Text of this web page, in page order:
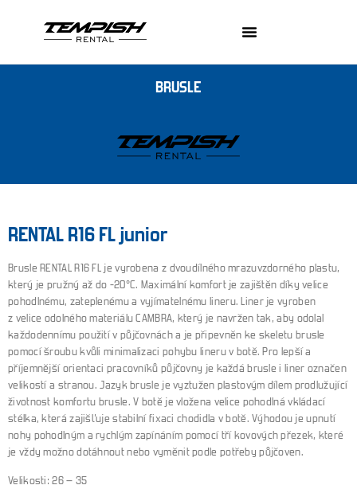
BRUSLE
RENTAL R16 FL junior
Brusle RENTAL R16 FL je vyrobena z dvoudílného mrazuvzdorného plastu,
který je pružný až do -20°C. Maximální komfort je zajištěn díky velice
pohodlnému, zateplenému a vyjímatelnému lineru. Liner je vyroben
z velice odolného materiálu CAMBRA, který je navržen tak, aby odolal
každodennímu použití v půjčovnách a je připevněn ke skeletu brusle
pomocí šroubu kvůli minimalizaci pohybu lineru v botě. Pro lepší a
příjemnější orientaci pracovníků půjčovny je každá brusle i liner označen
velikostí a stranou. Jazyk brusle je vyztužen plastovým dílem prodlužující
životnost komfortu brusle. V botě je vložena velice pohodlná vkládací
stélka, která zajišťuje stabilní fixaci chodidla v botě. Výhodou je upnutí
nohy pohodlným a rychlým zapínáním pomocí tří kovových přezek, které
je vždy možno dotáhnout nebo vyměnit podle potřeby půjčoven.
Velikosti: 26 – 35